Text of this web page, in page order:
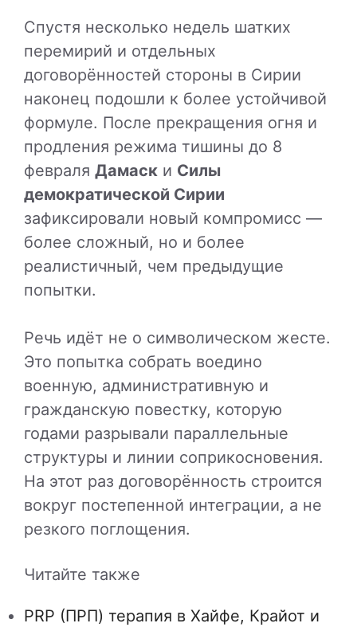
Спустя несколько недель шатких
перемирий и отдельных
договорённостей стороны в Сирии
наконец подошли к более устойчивой
формуле. После прекращения огня и
продления режима тишины до 8
февраля Дамаск и Силы
демократической Сирии
зафиксировали новый компромисс —
более сложный, но и более
реалистичный, чем предыдущие
попытки.
Речь идёт не о символическом жесте.
Это попытка собрать воедино
военную, административную и
гражданскую повестку, которую
годами разрывали параллельные
структуры и линии соприкосновения.
На этот раз договорённость строится
вокруг постепенной интеграции, а не
резкого поглощения.
Читайте также
PRP (ПРП) терапия в Хайфе, Крайот и